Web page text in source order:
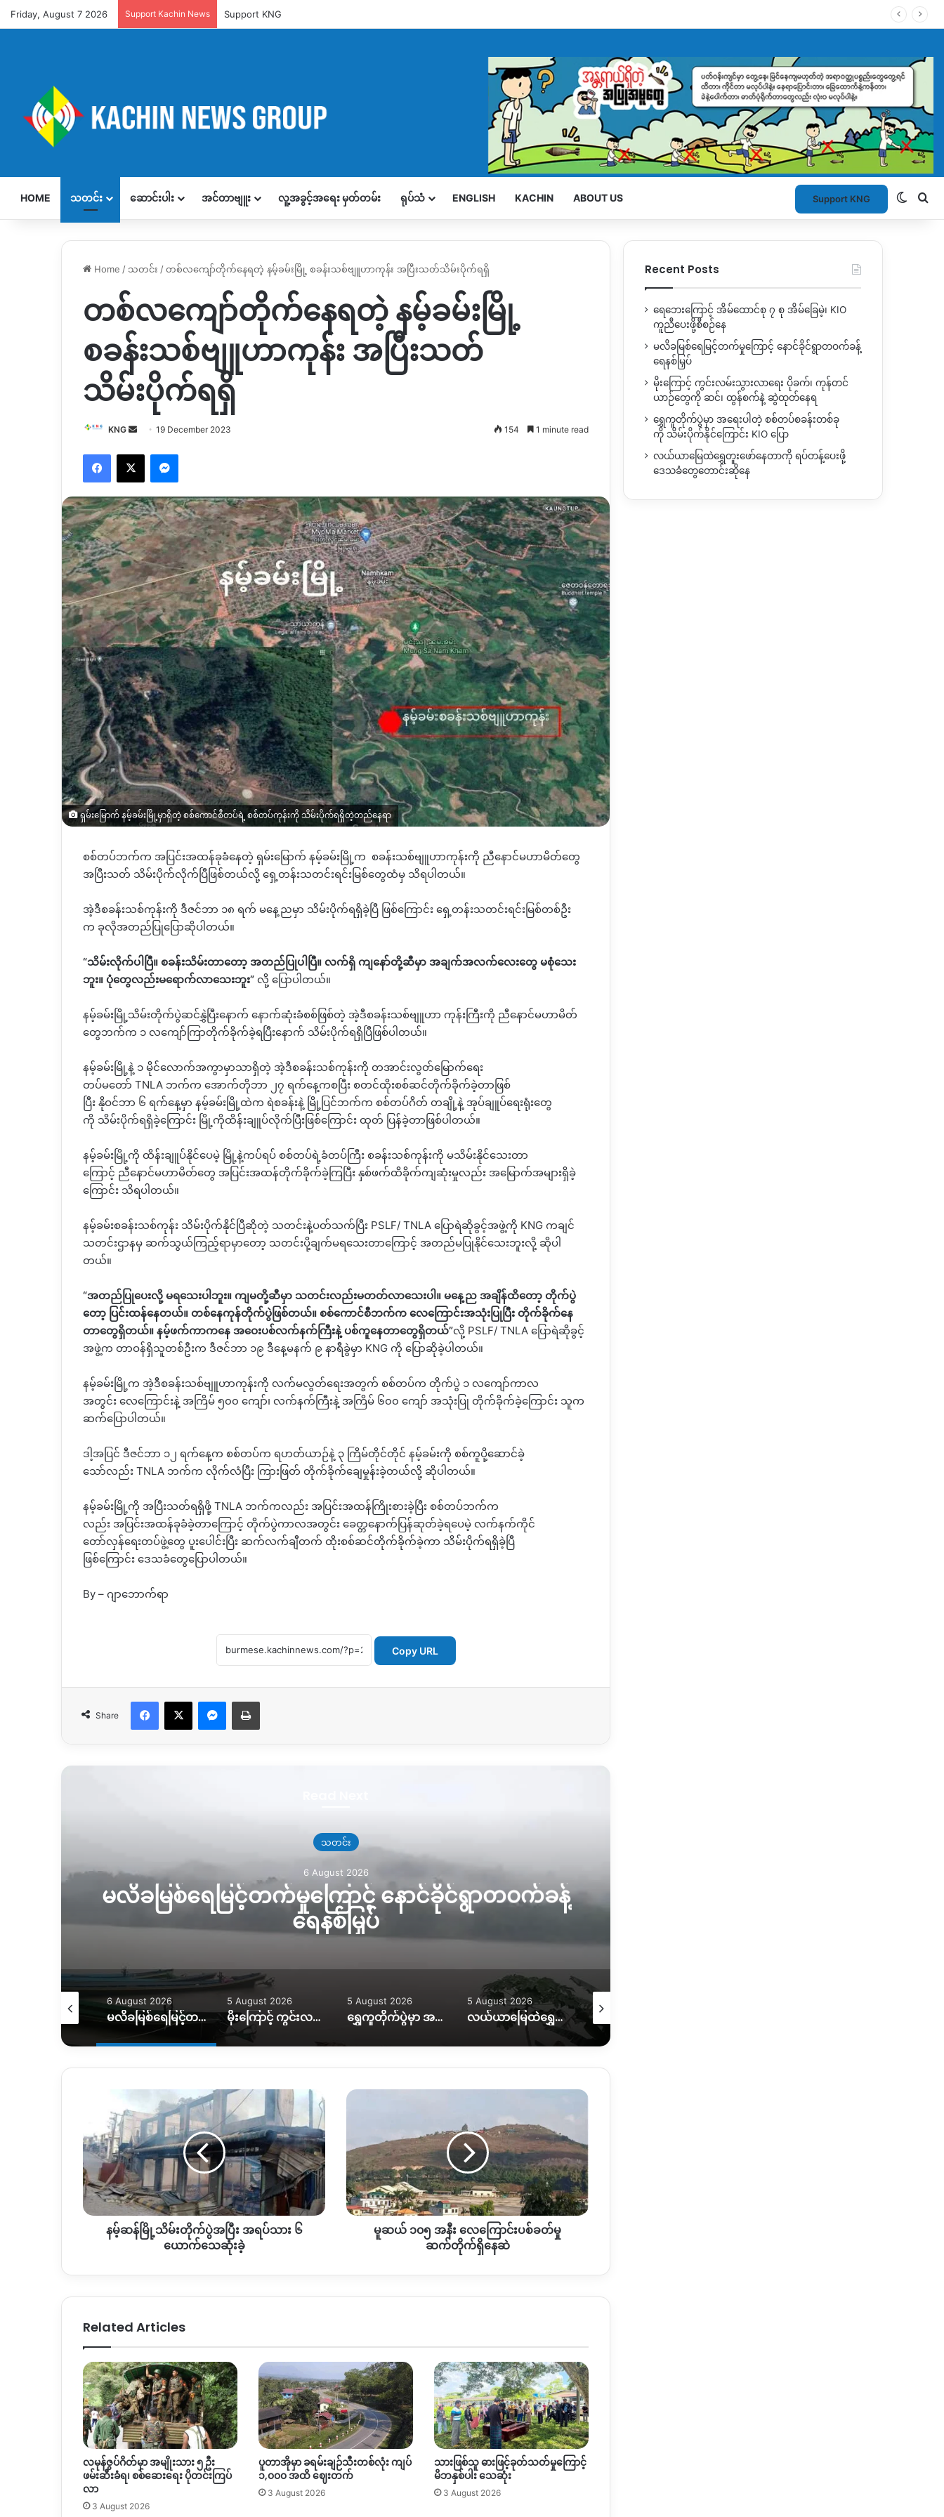
Friday, August 7 2026 Support Kachin News Support KNG
HOME သတင်း ဆောင်းပါး အင်တာဗျူး လူ့အခွင့်အရေး မှတ်တမ်း ရုပ်သံ ENGLISH KACHIN ABOUT US Support KNG
Home / သတင်း /တစ်လကျော်တိုက်နေရတဲ့ နမ့်ခမ်းမြို့ စခန်းသစ်ဗျူဟာကုန်း အပြီးသတ်သိမ်းပိုက်ရရှိ
တစ်လကျော်တိုက်နေရတဲ့ နမ့်ခမ်းမြို့
စခန်းသစ်ဗျူဟာကုန်း အပြီးသတ်
သိမ်းပိုက်ရရှိ
KNG
Send19 December 2023 154 1 minute read
Facebook
X Messenger
ရှမ်းမြောက် နမ့်ခမ်းမြို့မှာရှိတဲ့ စစ်ကောင်စီတပ်ရဲ့ စစ်တပ်ကုန်းကို သိမ်းပိုက်ရရှိတဲ့တည်နေရာ
စစ်တပ်ဘက်က အပြင်းအထန်ခုခံနေတဲ့ ရှမ်းမြောက် နမ့်ခမ်းမြို့က စခန်းသစ်ဗျူဟာကုန်းကို ညီနောင်မဟာမိတ်တွေ
အပြီးသတ် သိမ်းပိုက်လိုက်ပြီဖြစ်တယ်လို့ ရှေ့တန်းသတင်းရင်းမြစ်တွေထံမှ သိရပါတယ်။
အဲ့ဒီစခန်းသစ်ကုန်းကို ဒီဇင်ဘာ ၁၈ ရက် မနေ့ညမှာ သိမ်းပိုက်ရရှိခဲ့ပြီ ဖြစ်ကြောင်း ရှေ့တန်းသတင်းရင်းမြစ်တစ်ဦး
က ခုလိုအတည်ပြုပြောဆိုပါတယ်။
“သိမ်းလိုက်ပါပြီ။ စခန်းသိမ်းတာတော့ အတည်ပြုပါပြီ။ လက်ရှိ ကျနော်တို့ဆီမှာ အချက်အလက်လေးတွေ မစုံသေး
ဘူး။ ပုံတွေလည်းမရောက်လာသေးဘူး” လို့ ပြောပါတယ်။
နမ့်ခမ်းမြို့သိမ်းတိုက်ပွဲဆင်နွှဲပြီးနောက် နောက်ဆုံးခံစစ်ဖြစ်တဲ့ အဲ့ဒီစခန်းသစ်ဗျူဟာ ကုန်းကြီးကို ညီနောင်မဟာမိတ်
တွေဘက်က ၁ လကျော်ကြာတိုက်ခိုက်ခဲ့ရပြီးနောက် သိမ်းပိုက်ရရှိပြီဖြစ်ပါတယ်။
နမ့်ခမ်းမြို့နဲ့ ၁ မိုင်လောက်အကွာမှာသာရှိတဲ့ အဲ့ဒီစခန်းသစ်ကုန်းကို တအာင်းလွတ်မြောက်ရေး
တပ်မတော် TNLA ဘက်က အောက်တိုဘာ ၂၇ ရက်နေ့ကစပြီး စတင်ထိုးစစ်ဆင်တိုက်ခိုက်ခဲ့တာဖြစ်
ပြီး နိုဝင်ဘာ ၆ ရက်နေ့မှာ နမ့်ခမ်းမြို့ထဲက ရဲစခန်းနဲ့ မြို့ပြင်ဘက်က စစ်တပ်ဂိတ် တချို့နဲ့ အုပ်ချူပ်ရေးရုံးတွေ
ကို သိမ်းပိုက်ရရှိခဲ့ကြောင်း မြို့ကိုထိန်းချူပ်လိုက်ပြီးဖြစ်ကြောင်း ထုတ် ပြန်ခဲ့တာဖြစ်ပါတယ်။
နမ့်ခမ်းမြို့ကို ထိန်းချူပ်နိုင်ပေမဲ့ မြို့နဲ့ကပ်ရပ် စစ်တပ်ရဲ့ခံတပ်ကြီး စခန်းသစ်ကုန်းကို မသိမ်းနိုင်သေးတာ
ကြောင့် ညီနောင်မဟာမိတ်တွေ အပြင်းအထန်တိုက်ခိုက်ခဲ့ကြပြီး နှစ်ဖက်ထိခိုက်ကျဆုံးမှုလည်း အမြောက်အများရှိခဲ့
ကြောင်း သိရပါတယ်။
နမ့်ခမ်းစခန်းသစ်ကုန်း သိမ်းပိုက်နိုင်ပြီဆိုတဲ့ သတင်းနဲ့ပတ်သက်ပြီး PSLF/ TNLA ပြောရဲဆိုခွင့်အဖွဲ့ကို KNG ကချင်
သတင်းဌာနမှ ဆက်သွယ်ကြည့်ရာမှာတော့ သတင်းပို့ချက်မရသေးတာကြောင့် အတည်မပြုနိုင်သေးဘူးလို့ ဆိုပါ
တယ်။
“အတည်ပြုပေးလို့ မရသေးပါဘူး။ ကျမတို့ဆီမှာ သတင်းလည်းမတတ်လာသေးပါ။ မနေ့ည အချိန်ထိတော့ တိုက်ပွဲ
တော့ ပြင်းထန်နေတယ်။ တစ်နေကုန်တိုက်ပွဲဖြစ်တယ်။ စစ်ကောင်စီဘက်က လေကြောင်းအသုံးပြုပြီး တိုက်ခိုက်နေ
တာတွေရှိတယ်။ နမ့်ဖက်ကာကနေ အဝေးပစ်လက်နက်ကြီးနဲ့ ပစ်ကူနေတာတွေရှိတယ်”လို့ PSLF/ TNLA ပြောရဲဆိုခွင့်
အဖွဲ့က တာဝန်ရှိသူတစ်ဦးက ဒီဇင်ဘာ ၁၉ ဒီနေ့မနက် ၉ နာရီခွဲမှာ KNG ကို ပြောဆိုခဲ့ပါတယ်။
နမ့်ခမ်းမြို့က အဲ့ဒီစခန်းသစ်ဗျူဟာကုန်းကို လက်မလွတ်ရေးအတွက် စစ်တပ်က တိုက်ပွဲ ၁ လကျော်ကာလ
အတွင်း လေကြောင်းနဲ့ အကြိမ် ၅၀၀ ကျော်၊ လက်နက်ကြီးနဲ့ အကြိမ် ၆၀၀ ကျော် အသုံးပြု တိုက်ခိုက်ခဲ့ကြောင်း သူက
ဆက်ပြောပါတယ်။
ဒါ့အပြင် ဒီဇင်ဘာ ၁၂ ရက်နေ့က စစ်တပ်က ရဟတ်ယာဉ်နဲ့ ၃ ကြိမ်တိုင်တိုင် နမ့်ခမ်းကို စစ်ကူပို့ဆောင်ခဲ့
သော်လည်း TNLA ဘက်က လိုက်လံပြီး ကြားဖြတ် တိုက်ခိုက်ချေမှုန်းခဲ့တယ်လို့ ဆိုပါတယ်။
နမ့်ခမ်းမြို့ကို အပြီးသတ်ရရှိဖို့ TNLA ဘက်ကလည်း အပြင်းအထန်ကြိုးစားခဲ့ပြီး စစ်တပ်ဘက်က
လည်း အပြင်းအထန်ခုခံခဲ့တာကြောင့် တိုက်ပွဲကာလအတွင်း ခေတ္တနောက်ပြန်ဆုတ်ခဲ့ရပေမဲ့ လက်နက်ကိုင်
တော်လှန်ရေးတပ်ဖွဲ့တွေ ပူးပေါင်းပြီး ဆက်လက်ချီတက် ထိုးစစ်ဆင်တိုက်ခိုက်ခဲ့ကာ သိမ်းပိုက်ရရှိခဲ့ပြီ
ဖြစ်ကြောင်း ဒေသခံတွေပြောပါတယ်။
By – ဂျာဘောက်ရာ
Copy URL
Share
Facebook
X Messenger
Print
သတင်း
6 August 2026
မလိခမြစ်ရေမြင့်တက်မှုကြောင့် နောင်ခိုင်ရွာတဝက်ခန့်
ရေနစ်မြှပ်
6 August 2026
မလိခမြစ်ရေမြင့်တက်မှုကြောင့် နောင်ခိုင်ရွာတဝက်ခန့်ရေနစ်မြှပ်
5 August 2026
မိုးကြောင့် ကွင်းလမ်းသွားလာရေး ပိုခက်၊ ကုန်တင်ယာဉ်တွေကို ဆင်၊ ထွန်စက်နဲ့ ဆွဲထုတ်နေရ
5 August 2026
ရွှေကူတိုက်ပွဲမှာ အရေးပါတဲ့ စစ်တပ်စခန်းတစ်ခုကို သိမ်းပိုက်နိုင်ကြောင်း KIO ပြော
5 August 2026
လယ်ယာမြေထဲရွှေတူးဖော်နေတာကို ရပ်တန့်ပေးဖို့ဒေသခံတွေတောင်းဆိုနေ
5 August 2026
မြို့
သိမ်းတိုက်
ပွဲ
အပြီး
အရပ်သား
၆
ယောက်
သေဆုံး
နမ့်ဆန်မြို့သိမ်းတိုက်ပွဲအပြီး အရပ်သား ၆
ယောက်သေဆုံးခဲ့
မူ
လေကြောင်း
ပစ်ခတ်
မှု
ဆက်တိုက်
ရှိ
မူဆယ် ၁၀၅ အနီး လေကြောင်းပစ်ခတ်မှု
ဆက်တိုက်ရှိနေဆဲ
Related Articles
လမုန်ဇွပ်ဂိတ်မှာ အမျိုးသား ၅ ဦး
ဖမ်းဆီးခံရ၊ စစ်ဆေးရေး ပိုတင်းကြပ်
လာ
3 August 2026
ပူတာအိုမှာ ခရမ်းချဉ်သီးတစ်လုံး ကျပ်
၁,၀၀၀ အထိ ဈေးတက်
3 August 2026
သားဖြစ်သူ ဓားဖြင့်ခုတ်သတ်မှုကြောင့်
မိဘနှစ်ပါး သေဆုံး
3 August 2026
Recent Posts
ရေဘေးကြောင့် အိမ်ထောင်စု ၇ စု အိမ်ခြေမဲ့၊ KIO
ကူညီပေးဖို့စီစဉ်နေ
မလိခမြစ်ရေမြင့်တက်မှုကြောင့် နောင်ခိုင်ရွာတဝက်ခန့်
ရေနစ်မြှပ်
မိုးကြောင့် ကွင်းလမ်းသွားလာရေး ပိုခက်၊ ကုန်တင်
ယာဉ်တွေကို ဆင်၊ ထွန်စက်နဲ့ ဆွဲထုတ်နေရ
ရွှေကူတိုက်ပွဲမှာ အရေးပါတဲ့ စစ်တပ်စခန်းတစ်ခု
ကို သိမ်းပိုက်နိုင်ကြောင်း KIO ပြော
လယ်ယာမြေထဲရွှေတူးဖော်နေတာကို ရပ်တန့်ပေးဖို့
ဒေသခံတွေတောင်းဆိုနေ